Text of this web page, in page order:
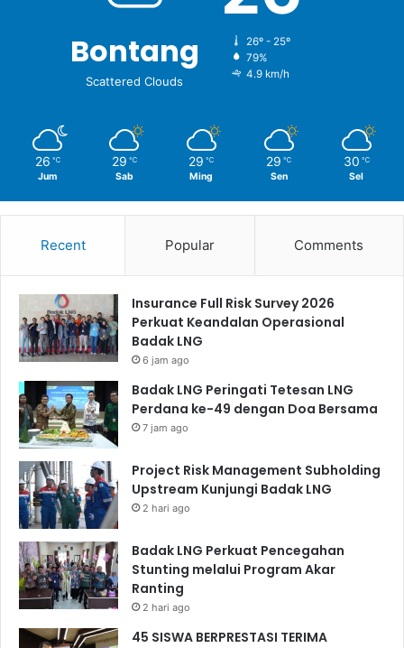
Bontang
Scattered Clouds
26º - 25º
79%
4.9 km/h
26 ℃
Jum
29 ℃
Sab
29 ℃
Ming
29 ℃
Sen
30 ℃
Sel
Recent Popular Comments
Insurance Full Risk Survey 2026
Perkuat Keandalan Operasional
Badak LNG
6 jam ago
Badak LNG Peringati Tetesan LNG
Perdana ke-49 dengan Doa Bersama
7 jam ago
Project Risk Management Subholding
Upstream Kunjungi Badak LNG
2 hari ago
Badak LNG Perkuat Pencegahan
Stunting melalui Program Akar
Ranting
2 hari ago
45 SISWA BERPRESTASI TERIMA